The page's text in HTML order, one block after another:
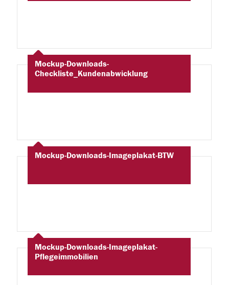
Mockup-Downloads-
Checkliste_Kundenabwicklung
Mockup-Downloads-Imageplakat-BTW
Mockup-Downloads-Imageplakat-
Pflegeimmobilien